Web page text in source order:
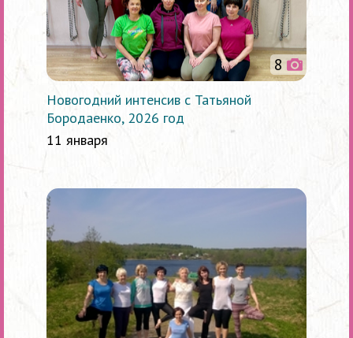
8
Новогодний интенсив с Татьяной
Бородаенко, 2026 год
11 января